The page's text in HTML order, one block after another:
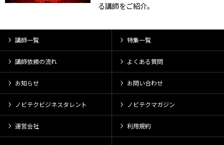
る講師をご紹介。
講師一覧 特集一覧
講師依頼の流れ よくある質問
お知らせ お問い合わせ
ノビテクビジネスタレント ノビテクマガジン
運営会社 利用規約